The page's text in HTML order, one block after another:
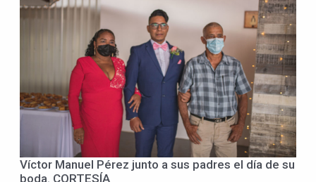
Víctor Manuel Pérez junto a sus padres el día de su
boda. CORTESÍA